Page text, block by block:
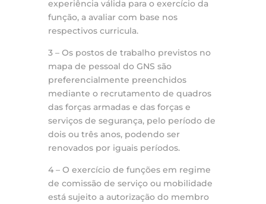
experiência válida para o exercício da
função, a avaliar com base nos
respectivos curricula.
3 – Os postos de trabalho previstos no
mapa de pessoal do GNS são
preferencialmente preenchidos
mediante o recrutamento de quadros
das forças armadas e das forças e
serviços de segurança, pelo período de
dois ou três anos, podendo ser
renovados por iguais períodos.
4 – O exercício de funções em regime
de comissão de serviço ou mobilidade
está sujeito a autorização do membro